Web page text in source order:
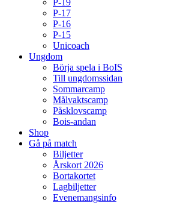
P-19
P-17
P-16
P-15
Unicoach
Ungdom
Börja spela i BoIS
Till ungdomssidan
Sommarcamp
Målvaktscamp
Påsklovscamp
Bois-andan
Shop
Gå på match
Biljetter
Årskort 2026
Bortakortet
Lagbiljetter
Evenemangsinfo